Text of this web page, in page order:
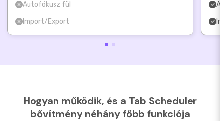
Autofókusz fül
Import/Export
Hogyan működik, és a Tab Scheduler
bővítmény néhány főbb funkciója